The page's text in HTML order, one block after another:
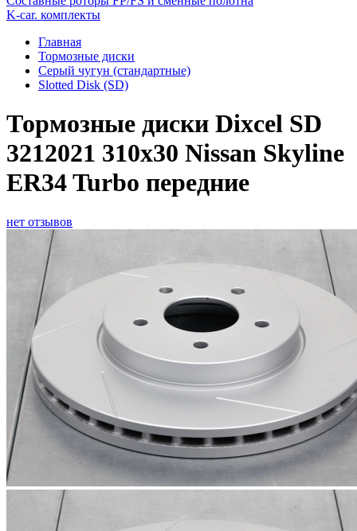
K-car. комплекты
Главная
Тормозные диски
Серый чугун (стандартные)
Slotted Disk (SD)
Тормозные диски Dixcel SD
3212021 310x30 Nissan Skyline
ER34 Turbo передние
нет отзывов